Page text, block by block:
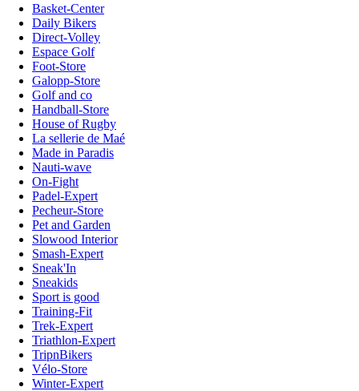
Basket-Center
Daily Bikers
Direct-Volley
Espace Golf
Foot-Store
Galopp-Store
Golf and co
Handball-Store
House of Rugby
La sellerie de Maé
Made in Paradis
Nauti-wave
On-Fight
Padel-Expert
Pecheur-Store
Pet and Garden
Slowood Interior
Smash-Expert
Sneak'In
Sneakids
Sport is good
Training-Fit
Trek-Expert
Triathlon-Expert
TripnBikers
Vélo-Store
Winter-Expert